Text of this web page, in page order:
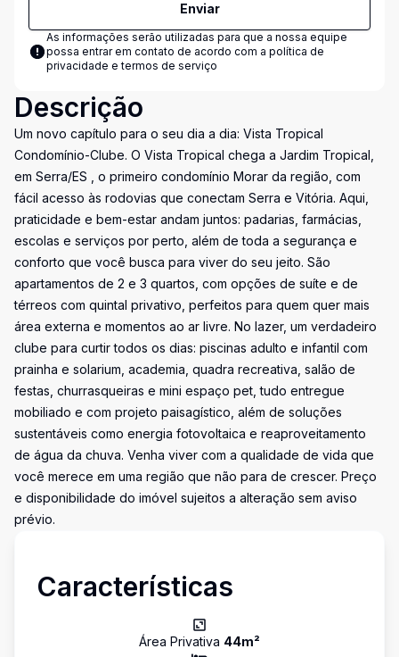
Enviar
As informações serão utilizadas para que a nossa equipe
possa entrar em contato de acordo com a política de
privacidade e termos de serviço
Descrição
Um novo capítulo para o seu dia a dia: Vista Tropical
Condomínio-Clube. O Vista Tropical chega a Jardim Tropical,
em Serra/ES , o primeiro condomínio Morar da região, com
fácil acesso às rodovias que conectam Serra e Vitória. Aqui,
praticidade e bem-estar andam juntos: padarias, farmácias,
escolas e serviços por perto, além de toda a segurança e
conforto que você busca para viver do seu jeito. São
apartamentos de 2 e 3 quartos, com opções de suíte e de
térreos com quintal privativo, perfeitos para quem quer mais
área externa e momentos ao ar livre. No lazer, um verdadeiro
clube para curtir todos os dias: piscinas adulto e infantil com
prainha e solarium, academia, quadra recreativa, salão de
festas, churrasqueiras e mini espaço pet, tudo entregue
mobiliado e com projeto paisagístico, além de soluções
sustentáveis como energia fotovoltaica e reaproveitamento
de água da chuva. Venha viver com a qualidade de vida que
você merece em uma região que não para de crescer. Preço
e disponibilidade do imóvel sujeitos a alteração sem aviso
prévio.
Características
Área Privativa 44m²